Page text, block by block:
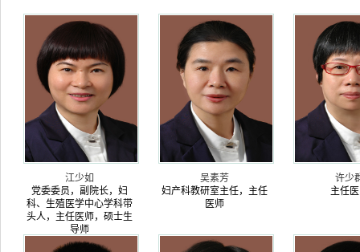
江少如
党委委员，副院长，妇
科、生殖医学中心学科带
头人，主任医师，硕士生
导师
吴素芳
妇产科教研室主任，主任
医师
许少
主任